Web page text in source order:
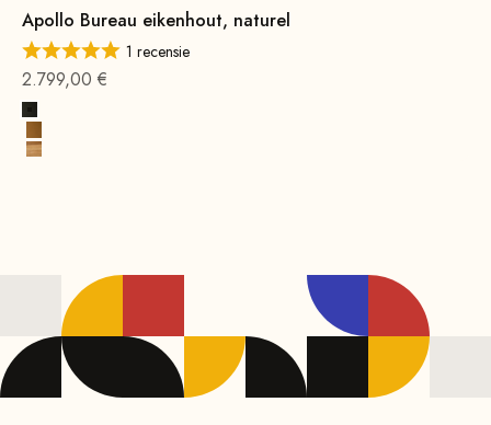
Apollo Bureau eikenhout, naturel
1 recensie
Aanbieding vanaf
2.799,00 €
Zwart
Cognac Premium
Eikenhout, naturel